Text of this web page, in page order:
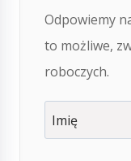
Odpowiemy
to możliwe,
roboczych.